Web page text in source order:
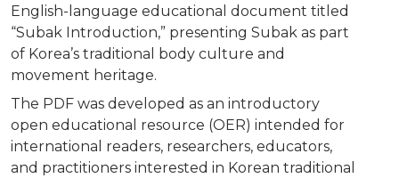
English-language educational document titled
“Subak Introduction,” presenting Subak as part
of Korea’s traditional body culture and
movement heritage.
The PDF was developed as an introductory
open educational resource (OER) intended for
international readers, researchers, educators,
and practitioners interested in Korean traditional